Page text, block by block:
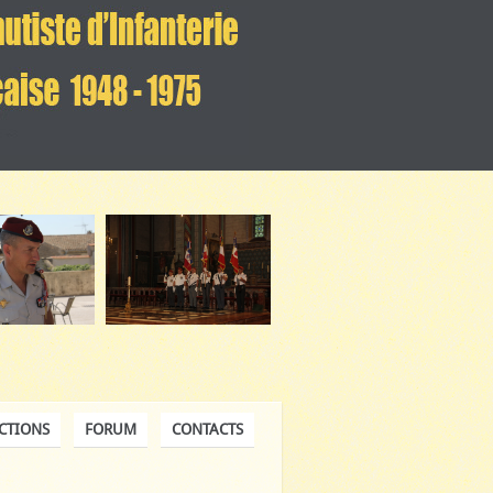
FORUM CONTACTS